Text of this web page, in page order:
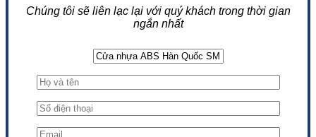
Chúng tôi sẽ liên lạc lại với quý khách trong thời gian
ngắn nhất